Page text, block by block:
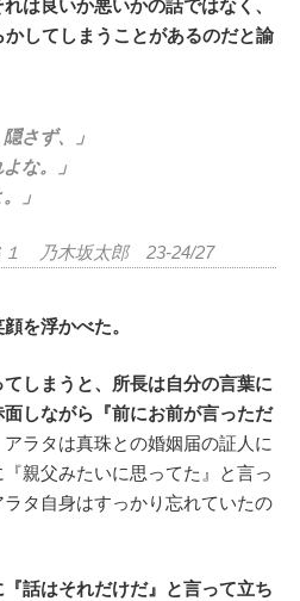
は良いか悪いかの話ではなく、
してしまうことがあるのだと諭
さず、」
な。」
」
１ 乃木坂太郎 23-24/27
を浮かべた。
しまうと、所長は自分の言葉に
しながら『前にお前が言っただ
アラタは真珠との婚姻届の証人に
親父みたいに思ってた』と言っ
タ自身はすっかり忘れていたの
話はそれだけだ』と言って立ち